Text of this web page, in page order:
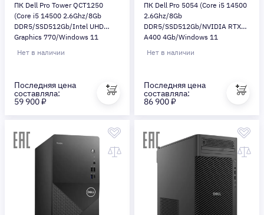
ПК Dell Pro Tower QCT1250
(Core i5 14500 2.6Ghz/8Gb
DDR5/SSD512Gb/Intel UHD
Graphics 770/Windows 11
Нет в наличии
Последняя цена
составляла:
59 900 ₽
ПК Dell Pro 5054 (Core i5 14500
2.6Ghz/8Gb
DDR5/SSD512Gb/NVIDIA RTX
A400 4Gb/Windows 11
Нет в наличии
Последняя цена
составляла:
86 900 ₽